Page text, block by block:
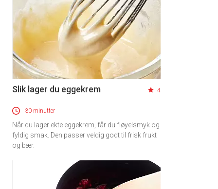
Slik lager du eggekrem 4
30 minutter
Når du lager ekte eggekrem, får du fløyelsmyk og
fyldig smak. Den passer veldig godt til frisk frukt
og bær.